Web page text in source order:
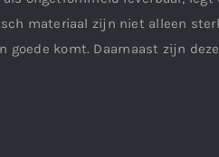
materiaal zijn niet alleen
komt. Daarnaast zijn